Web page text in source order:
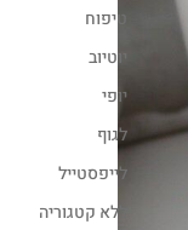
טיפוח
יוטיוב
יופי
לגוף
לייפסטייל
ללא קטגוריה